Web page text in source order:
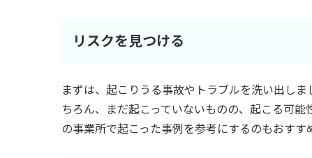
リスクを見つける
まずは、起こりうる事故やトラブルを洗い出し
ちろん、まだ起こっていないものの、起こる可
の事業所で起こった事例を参考にするのもおすす